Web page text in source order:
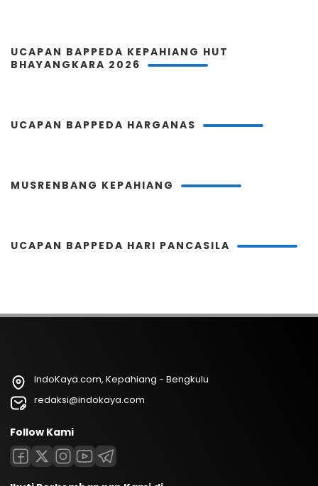
UCAPAN BAPPEDA KEPAHIANG HUT
BHAYANGKARA 2026
UCAPAN BAPPEDA HARGANAS
MUSRENBANG KEPAHIANG
UCAPAN BAPPEDA HARI PANCASILA
IndoKaya.com, Kepahiang - Bengkulu
redaksi@indokaya.com
Follow Kami